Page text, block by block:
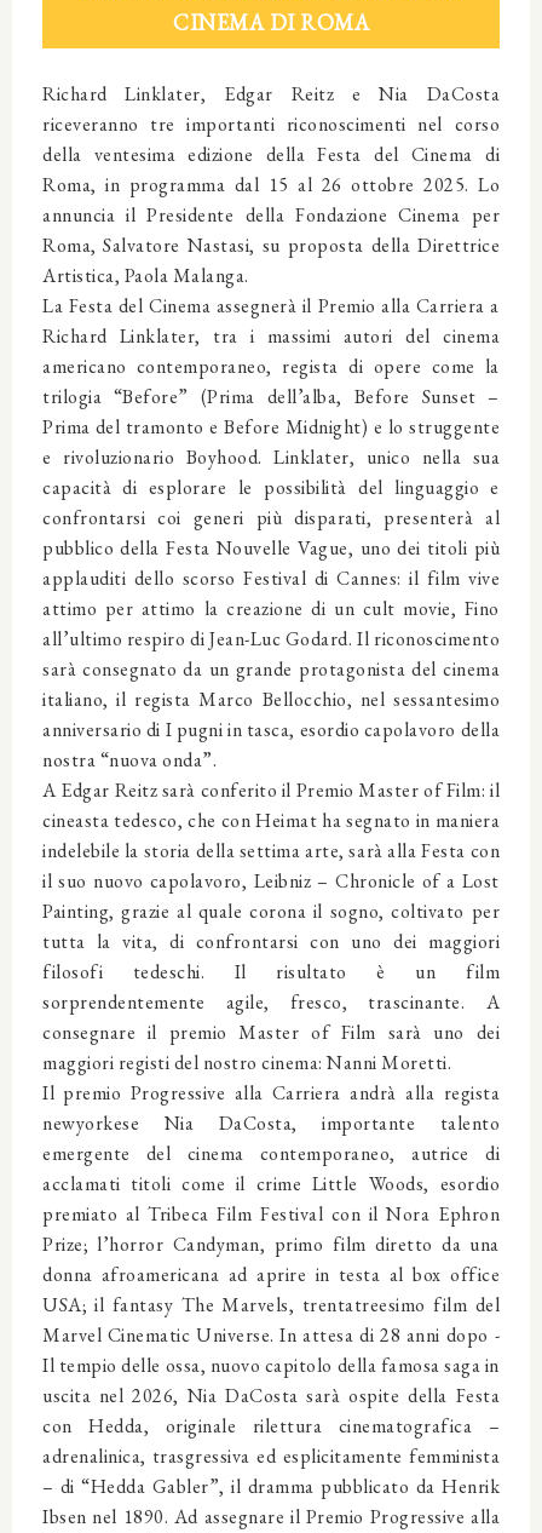
CINEMA DI ROMA
Richard Linklater, Edgar Reitz e Nia DaCosta
riceveranno tre importanti riconoscimenti nel corso
della ventesima edizione della Festa del Cinema di
Roma, in programma dal 15 al 26 ottobre 2025. Lo
annuncia il Presidente della Fondazione Cinema per
Roma, Salvatore Nastasi, su proposta della Direttrice
Artistica, Paola Malanga.
La Festa del Cinema assegnerà il Premio alla Carriera a
Richard Linklater, tra i massimi autori del cinema
americano contemporaneo, regista di opere come la
trilogia “Before” (Prima dell’alba, Before Sunset –
Prima del tramonto e Before Midnight) e lo struggente
e rivoluzionario Boyhood. Linklater, unico nella sua
capacità di esplorare le possibilità del linguaggio e
confrontarsi coi generi più disparati, presenterà al
pubblico della Festa Nouvelle Vague, uno dei titoli più
applauditi dello scorso Festival di Cannes: il film vive
attimo per attimo la creazione di un cult movie, Fino
all’ultimo respiro di Jean-Luc Godard. Il riconoscimento
sarà consegnato da un grande protagonista del cinema
italiano, il regista Marco Bellocchio, nel sessantesimo
anniversario di I pugni in tasca, esordio capolavoro della
nostra “nuova onda”.
A Edgar Reitz sarà conferito il Premio Master of Film: il
cineasta tedesco, che con Heimat ha segnato in maniera
indelebile la storia della settima arte, sarà alla Festa con
il suo nuovo capolavoro, Leibniz – Chronicle of a Lost
Painting, grazie al quale corona il sogno, coltivato per
tutta la vita, di confrontarsi con uno dei maggiori
filosofi tedeschi. Il risultato è un film
sorprendentemente agile, fresco, trascinante. A
consegnare il premio Master of Film sarà uno dei
maggiori registi del nostro cinema: Nanni Moretti.
Il premio Progressive alla Carriera andrà alla regista
newyorkese Nia DaCosta, importante talento
emergente del cinema contemporaneo, autrice di
acclamati titoli come il crime Little Woods, esordio
premiato al Tribeca Film Festival con il Nora Ephron
Prize; l’horror Candyman, primo film diretto da una
donna afroamericana ad aprire in testa al box office
USA; il fantasy The Marvels, trentatreesimo film del
Marvel Cinematic Universe. In attesa di 28 anni dopo -
Il tempio delle ossa, nuovo capitolo della famosa saga in
uscita nel 2026, Nia DaCosta sarà ospite della Festa
con Hedda, originale rilettura cinematografica –
adrenalinica, trasgressiva ed esplicitamente femminista
– di “Hedda Gabler”, il dramma pubblicato da Henrik
Ibsen nel 1890. Ad assegnare il Premio Progressive alla